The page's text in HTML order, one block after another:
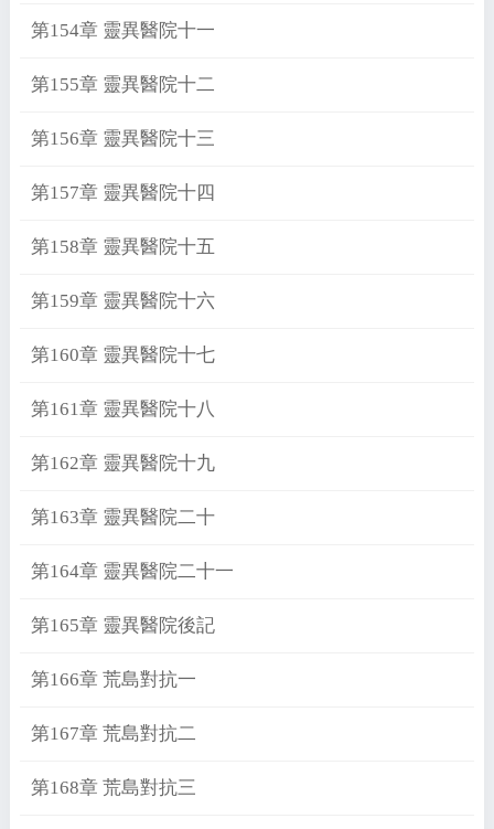
第154章 靈異醫院十一
第155章 靈異醫院十二
第156章 靈異醫院十三
第157章 靈異醫院十四
第158章 靈異醫院十五
第159章 靈異醫院十六
第160章 靈異醫院十七
第161章 靈異醫院十八
第162章 靈異醫院十九
第163章 靈異醫院二十
第164章 靈異醫院二十一
第165章 靈異醫院後記
第166章 荒島對抗一
第167章 荒島對抗二
第168章 荒島對抗三